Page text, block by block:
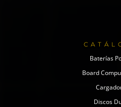
Baterías
Board
Discos